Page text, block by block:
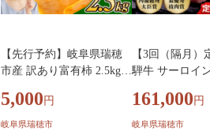
【先行予約】岐阜県瑞穂
市産 訳あり富有柿 2.5kg｜
カキ 訳アリ わけあり ワケ
あり 旬 フルーツ くだもの
5,000 円
岐阜県瑞穂市
【3回（隔月）
騨牛 サーロイ
牛 ステーキ サ
身 赤身肉 赤身
161,000 円
岐阜県瑞穂市